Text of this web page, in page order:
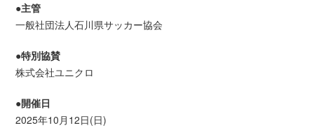
●主管
一般社団法人石川県サッカー協会
●特別協賛
株式会社ユニクロ
●開催日
2025年10月12日(日)